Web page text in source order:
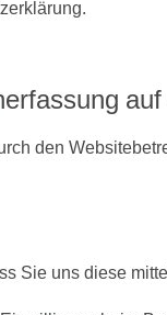
den
Sie uns diese